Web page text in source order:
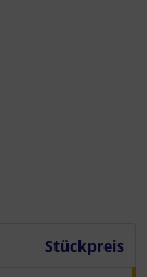
Stückpreis